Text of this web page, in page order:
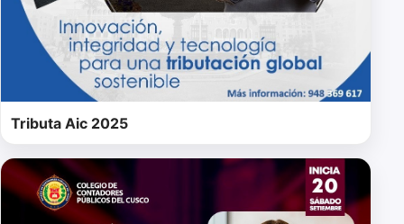
Tributa Aic 2025